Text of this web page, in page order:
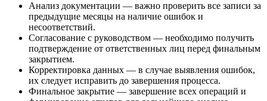
Анализ документации — важно проверить все записи за
предыдущие месяцы на наличие ошибок и
несоответствий.
Согласование с руководством — необходимо получить
подтверждение от ответственных лиц перед финальным
закрытием.
Корректировка данных — в случае выявления ошибок,
их следует исправить до завершения процесса.
Финальное закрытие — завершение всех операций и